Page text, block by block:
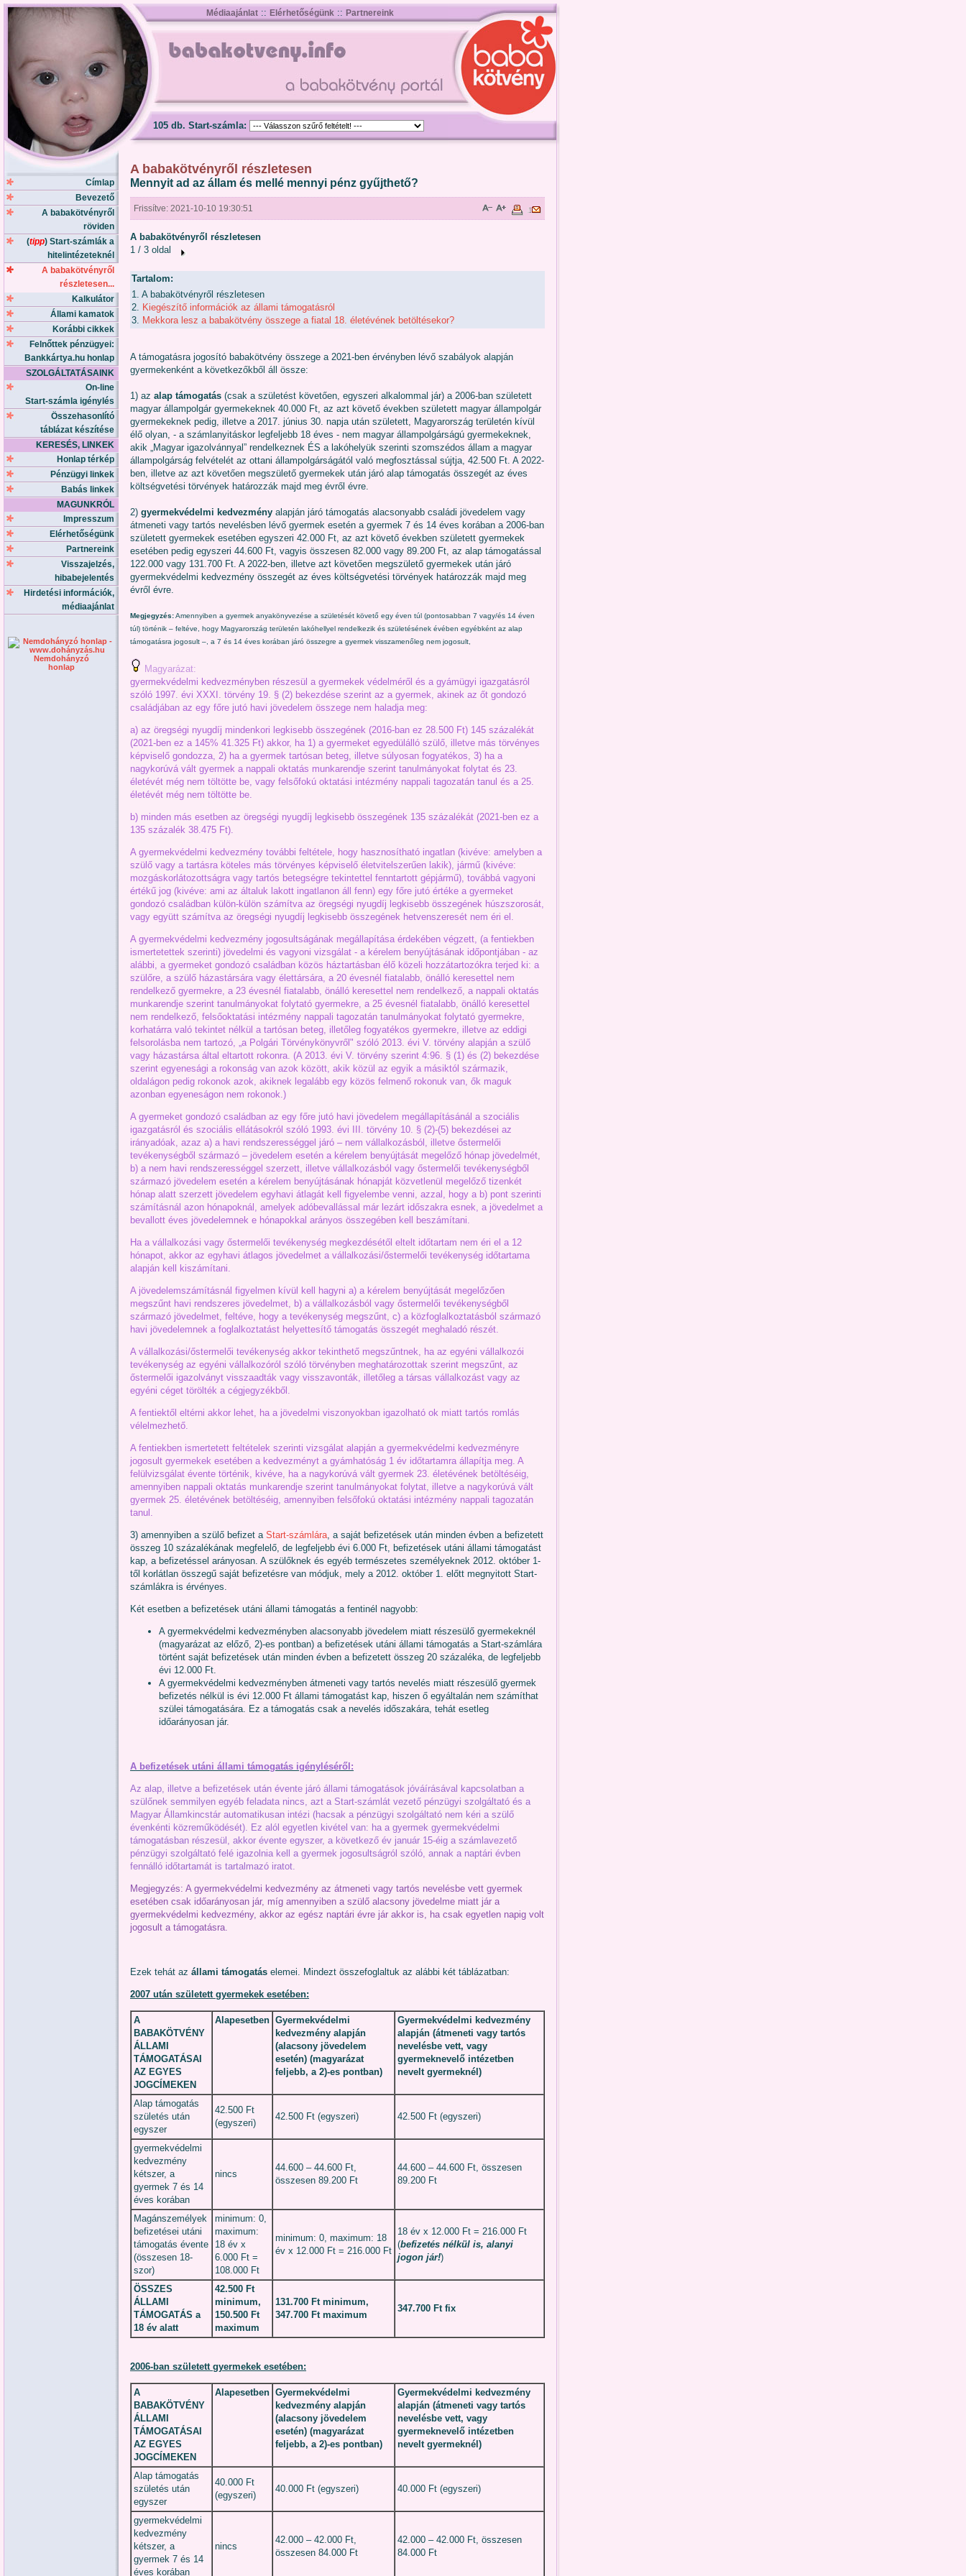
Médiaajánlat :: Elérhetőségünk :: Partnereink
105 db. Start-számla:
Címlap
Bevezető
A babakötvényről
röviden
(tipp) Start-számlák a
hitelintézeteknél
A babakötvényről
részletesen...
Kalkulátor
Állami kamatok
Korábbi cikkek
Felnőttek pénzügyei:
Bankkártya.hu honlap
SZOLGÁLTATÁSAINK
On-line
Start-számla igénylés
Összehasonlító
táblázat készítése
KERESÉS, LINKEK
Honlap térkép
Pénzügyi linkek
Babás linkek
MAGUNKRÓL
Impresszum
Elérhetőségünk
Partnereink
Visszajelzés,
hibabejelentés
Hirdetési információk,
médiaajánlat
Nemdohányzó
honlap
A babakötvényről részletesen
Mennyit ad az állam és mellé mennyi pénz gyűjthető?
Frissítve: 2021-10-10 19:30:51
A babakötvényről részletesen
1 / 3 oldal
Tartalom:
1. A babakötvényről részletesen
2. Kiegészítő információk az állami támogatásról
3. Mekkora lesz a babakötvény összege a fiatal 18. életévének betöltésekor?
A támogatásra jogosító babakötvény összege a 2021-ben érvényben lévő szabályok alapján
gyermekenként a következőkből áll össze:
1) az alap támogatás (csak a születést követően, egyszeri alkalommal jár) a 2006-ban született
magyar állampolgár gyermekeknek 40.000 Ft, az azt követő években született magyar állampolgár
gyermekeknek pedig, illetve a 2017. június 30. napja után született, Magyarország területén kívül
élő olyan, - a számlanyitáskor legfeljebb 18 éves - nem magyar állampolgárságú gyermekeknek,
akik „Magyar igazolvánnyal” rendelkeznek ÉS a lakóhelyük szerinti szomszédos állam a magyar
állampolgárság felvételét az ottani állampolgárságától való megfosztással sújtja, 42.500 Ft. A 2022-
ben, illetve az azt követően megszülető gyermekek után járó alap támogatás összegét az éves
költségvetési törvények határozzák majd meg évről évre.
2) gyermekvédelmi kedvezmény alapján járó támogatás alacsonyabb családi jövedelem vagy
átmeneti vagy tartós nevelésben lévő gyermek esetén a gyermek 7 és 14 éves korában a 2006-ban
született gyermekek esetében egyszeri 42.000 Ft, az azt követő években született gyermekek
esetében pedig egyszeri 44.600 Ft, vagyis összesen 82.000 vagy 89.200 Ft, az alap támogatással
122.000 vagy 131.700 Ft. A 2022-ben, illetve azt követően megszülető gyermekek után járó
gyermekvédelmi kedvezmény összegét az éves költségvetési törvények határozzák majd meg
évről évre.
Megjegyzés:Amennyiben a gyermek anyakönyvezése a születését követő egy éven túl (pontosabban 7 vagy/és 14 éven
túl) történik – feltéve, hogy Magyarország területén lakóhellyel rendelkezik és születésének évében egyébként az alap
támogatásra jogosult –, a 7 és 14 éves korában járó összegre a gyermek visszamenőleg nem jogosult,
Magyarázat:
gyermekvédelmi kedvezményben részesül a gyermekek védelméről és a gyámügyi igazgatásról
szóló 1997. évi XXXI. törvény 19. § (2) bekezdése szerint az a gyermek, akinek az őt gondozó
családjában az egy főre jutó havi jövedelem összege nem haladja meg:
a) az öregségi nyugdíj mindenkori legkisebb összegének (2016-ban ez 28.500 Ft) 145 százalékát
(2021-ben ez a 145% 41.325 Ft) akkor, ha 1) a gyermeket egyedülálló szülő, illetve más törvényes
képviselő gondozza, 2) ha a gyermek tartósan beteg, illetve súlyosan fogyatékos, 3) ha a
nagykorúvá vált gyermek a nappali oktatás munkarendje szerint tanulmányokat folytat és 23.
életévét még nem töltötte be, vagy felsőfokú oktatási intézmény nappali tagozatán tanul és a 25.
életévét még nem töltötte be.
b) minden más esetben az öregségi nyugdíj legkisebb összegének 135 százalékát (2021-ben ez a
135 százalék 38.475 Ft).
A gyermekvédelmi kedvezmény további feltétele, hogy hasznosítható ingatlan (kivéve: amelyben a
szülő vagy a tartásra köteles más törvényes képviselő életvitelszerűen lakik), jármű (kivéve:
mozgáskorlátozottságra vagy tartós betegségre tekintettel fenntartott gépjármű), továbbá vagyoni
értékű jog (kivéve: ami az általuk lakott ingatlanon áll fenn) egy főre jutó értéke a gyermeket
gondozó családban külön-külön számítva az öregségi nyugdíj legkisebb összegének húszszorosát,
vagy együtt számítva az öregségi nyugdíj legkisebb összegének hetvenszeresét nem éri el.
A gyermekvédelmi kedvezmény jogosultságának megállapítása érdekében végzett, (a fentiekben
ismertetettek szerinti) jövedelmi és vagyoni vizsgálat - a kérelem benyújtásának időpontjában - az
alábbi, a gyermeket gondozó családban közös háztartásban élő közeli hozzátartozókra terjed ki: a
szülőre, a szülő házastársára vagy élettársára, a 20 évesnél fiatalabb, önálló keresettel nem
rendelkező gyermekre, a 23 évesnél fiatalabb, önálló keresettel nem rendelkező, a nappali oktatás
munkarendje szerint tanulmányokat folytató gyermekre, a 25 évesnél fiatalabb, önálló keresettel
nem rendelkező, felsőoktatási intézmény nappali tagozatán tanulmányokat folytató gyermekre,
korhatárra való tekintet nélkül a tartósan beteg, illetőleg fogyatékos gyermekre, illetve az eddigi
felsorolásba nem tartozó, „a Polgári Törvénykönyvről" szóló 2013. évi V. törvény alapján a szülő
vagy házastársa által eltartott rokonra. (A 2013. évi V. törvény szerint 4:96. § (1) és (2) bekezdése
szerint egyenesági a rokonság van azok között, akik közül az egyik a másiktól származik,
oldalágon pedig rokonok azok, akiknek legalább egy közös felmenő rokonuk van, ők maguk
azonban egyeneságon nem rokonok.)
A gyermeket gondozó családban az egy főre jutó havi jövedelem megállapításánál a szociális
igazgatásról és szociális ellátásokról szóló 1993. évi III. törvény 10. § (2)-(5) bekezdései az
irányadóak, azaz a) a havi rendszerességgel járó – nem vállalkozásból, illetve őstermelői
tevékenységből származó – jövedelem esetén a kérelem benyújtását megelőző hónap jövedelmét,
b) a nem havi rendszerességgel szerzett, illetve vállalkozásból vagy őstermelői tevékenységből
származó jövedelem esetén a kérelem benyújtásának hónapját közvetlenül megelőző tizenkét
hónap alatt szerzett jövedelem egyhavi átlagát kell figyelembe venni, azzal, hogy a b) pont szerinti
számításnál azon hónapoknál, amelyek adóbevallással már lezárt időszakra esnek, a jövedelmet a
bevallott éves jövedelemnek e hónapokkal arányos összegében kell beszámítani.
Ha a vállalkozási vagy őstermelői tevékenység megkezdésétől eltelt időtartam nem éri el a 12
hónapot, akkor az egyhavi átlagos jövedelmet a vállalkozási/őstermelői tevékenység időtartama
alapján kell kiszámítani.
A jövedelemszámításnál figyelmen kívül kell hagyni a) a kérelem benyújtását megelőzően
megszűnt havi rendszeres jövedelmet, b) a vállalkozásból vagy őstermelői tevékenységből
származó jövedelmet, feltéve, hogy a tevékenység megszűnt, c) a közfoglalkoztatásból származó
havi jövedelemnek a foglalkoztatást helyettesítő támogatás összegét meghaladó részét.
A vállalkozási/őstermelői tevékenység akkor tekinthető megszűntnek, ha az egyéni vállalkozói
tevékenység az egyéni vállalkozóról szóló törvényben meghatározottak szerint megszűnt, az
őstermelői igazolványt visszaadták vagy visszavonták, illetőleg a társas vállalkozást vagy az
egyéni céget törölték a cégjegyzékből.
A fentiektől eltérni akkor lehet, ha a jövedelmi viszonyokban igazolható ok miatt tartós romlás
vélelmezhető.
A fentiekben ismertetett feltételek szerinti vizsgálat alapján a gyermekvédelmi kedvezményre
jogosult gyermekek esetében a kedvezményt a gyámhatóság 1 év időtartamra állapítja meg. A
felülvizsgálat évente történik, kivéve, ha a nagykorúvá vált gyermek 23. életévének betöltéséig,
amennyiben nappali oktatás munkarendje szerint tanulmányokat folytat, illetve a nagykorúvá vált
gyermek 25. életévének betöltéséig, amennyiben felsőfokú oktatási intézmény nappali tagozatán
tanul.
3) amennyiben a szülő befizet a Start-számlára, a saját befizetések után minden évben a befizetett
összeg 10 százalékának megfelelő, de legfeljebb évi 6.000 Ft, befizetések utáni állami támogatást
kap, a befizetéssel arányosan. A szülőknek és egyéb természetes személyeknek 2012. október 1-
től korlátlan összegű saját befizetésre van módjuk, mely a 2012. október 1. előtt megnyitott Start-
számlákra is érvényes.
Két esetben a befizetések utáni állami támogatás a fentinél nagyobb:
A gyermekvédelmi kedvezményben alacsonyabb jövedelem miatt részesülő gyermekeknél
(magyarázat az előző, 2)-es pontban) a befizetések utáni állami támogatás a Start-számlára
történt saját befizetések után minden évben a befizetett összeg 20 százaléka, de legfeljebb
évi 12.000 Ft.
A gyermekvédelmi kedvezményben átmeneti vagy tartós nevelés miatt részesülő gyermek
befizetés nélkül is évi 12.000 Ft állami támogatást kap, hiszen ő egyáltalán nem számíthat
szülei támogatására. Ez a támogatás csak a nevelés időszakára, tehát esetleg
időarányosan jár.
A befizetések utáni állami támogatás igényléséről:
Az alap, illetve a befizetések után évente járó állami támogatások jóváírásával kapcsolatban a
szülőnek semmilyen egyéb feladata nincs, azt a Start-számlát vezető pénzügyi szolgáltató és a
Magyar Államkincstár automatikusan intézi (hacsak a pénzügyi szolgáltató nem kéri a szülő
évenkénti közreműködését). Ez alól egyetlen kivétel van: ha a gyermek gyermekvédelmi
támogatásban részesül, akkor évente egyszer, a következő év január 15-éig a számlavezető
pénzügyi szolgáltató felé igazolnia kell a gyermek jogosultságról szóló, annak a naptári évben
fennálló időtartamát is tartalmazó iratot.
Megjegyzés: A gyermekvédelmi kedvezmény az átmeneti vagy tartós nevelésbe vett gyermek
esetében csak időarányosan jár, míg amennyiben a szülő alacsony jövedelme miatt jár a
gyermekvédelmi kedvezmény, akkor az egész naptári évre jár akkor is, ha csak egyetlen napig volt
jogosult a támogatásra.
Ezek tehát az állami támogatás elemei. Mindezt összefoglaltuk az alábbi két táblázatban:
2007 után született gyermekek esetében:
A
BABAKÖTVÉNY
ÁLLAMI
TÁMOGATÁSAI
AZ EGYES
JOGCÍMEKEN
Alapesetben Gyermekvédelmi
kedvezmény alapján
(alacsony jövedelem
esetén) (magyarázat
feljebb, a 2)-es pontban)
Gyermekvédelmi kedvezmény
alapján (átmeneti vagy tartós
nevelésbe vett, vagy
gyermeknevelő intézetben
nevelt gyermeknél)
Alap támogatás
születés után
egyszer
42.500 Ft
(egyszeri)
42.500 Ft (egyszeri) 42.500 Ft (egyszeri)
gyermekvédelmi
kedvezmény
kétszer, a
gyermek 7 és 14
éves korában
nincs
44.600 – 44.600 Ft,
összesen 89.200 Ft
44.600 – 44.600 Ft, összesen
89.200 Ft
Magánszemélyek
befizetései utáni
támogatás évente
(összesen 18-
szor)
minimum: 0,
maximum:
18 év x
6.000 Ft =
108.000 Ft
minimum: 0, maximum: 18
év x 12.000 Ft = 216.000 Ft
18 év x 12.000 Ft = 216.000 Ft
(befizetés nélkül is, alanyi
jogon jár!)
ÖSSZES
ÁLLAMI
TÁMOGATÁS a
18 év alatt
42.500 Ft
minimum,
150.500 Ft
maximum
131.700 Ft minimum,
347.700 Ft maximum
347.700 Ft fix
2006-ban született gyermekek esetében:
A
BABAKÖTVÉNY
ÁLLAMI
TÁMOGATÁSAI
AZ EGYES
JOGCÍMEKEN
Alapesetben Gyermekvédelmi
kedvezmény alapján
(alacsony jövedelem
esetén) (magyarázat
feljebb, a 2)-es pontban)
Gyermekvédelmi kedvezmény
alapján (átmeneti vagy tartós
nevelésbe vett, vagy
gyermeknevelő intézetben
nevelt gyermeknél)
Alap támogatás
születés után
egyszer
40.000 Ft
(egyszeri)
40.000 Ft (egyszeri) 40.000 Ft (egyszeri)
gyermekvédelmi
kedvezmény
kétszer, a
gyermek 7 és 14
éves korában
nincs
42.000 – 42.000 Ft,
összesen 84.000 Ft
42.000 – 42.000 Ft, összesen
84.000 Ft